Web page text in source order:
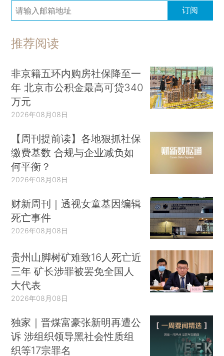
订阅
推荐阅读
非京籍五环内购房社保降至一
年 北京市公积金最高可贷340
万元
2026年08月08日
【周刊提前读】各地狠抓社保
缴费基数 合规与企业减负如
何平衡？
2026年08月08日
财新周刊｜透视女童基因编辑
死亡事件
2026年08月08日
贵州山脚树矿难致16人死亡近
三年 矿长涉罪被罢免全国人
大代表
2026年08月08日
独家｜晋煤富豪张新明再遭公
诉 涉组织领导黑社会性质组
织等17宗罪名